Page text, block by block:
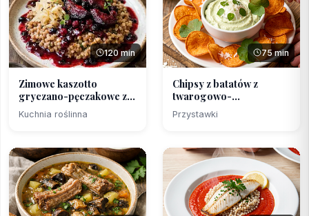
120 min
Zimowe kaszotto
gryczano-pęczakowe z
piecz...
Kuchnia roślinna
75 min
Chipsy z batatów z
twarogowo-
szczawowym dipem
Przystawki